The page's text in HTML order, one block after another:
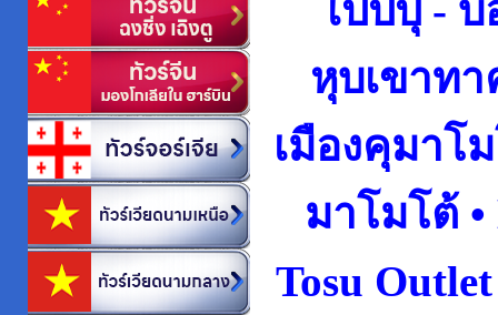
เปปปุ - บ่
หุบเขาท
เมืองคุมาโ
มาโมโต้
Tosu